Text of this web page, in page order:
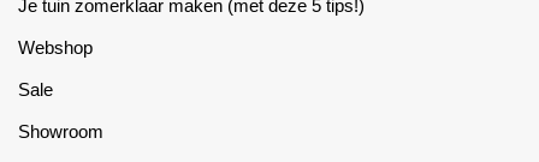
Je tuin zomerklaar maken (met deze 5 tips!)
Webshop
Sale
Showroom